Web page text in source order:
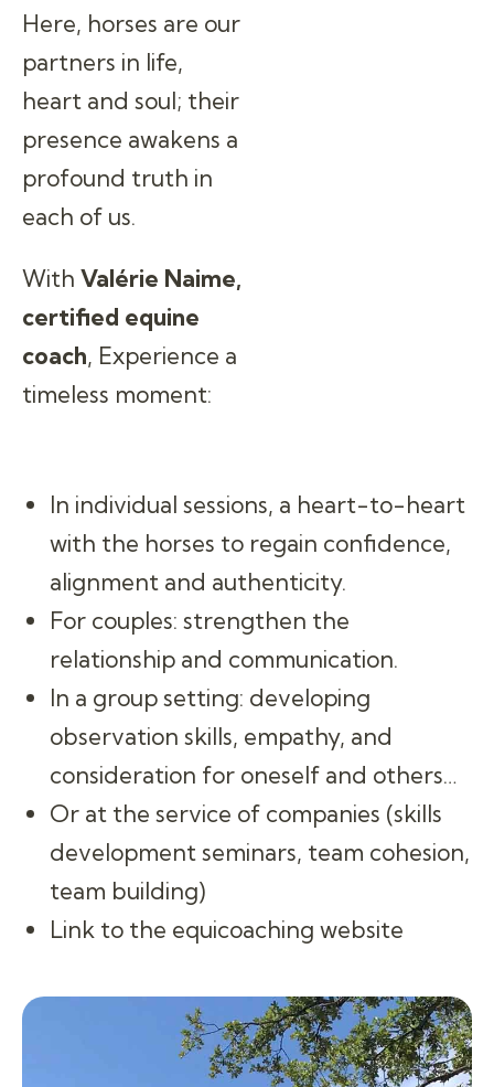
Here, horses are our
partners in life,
heart and soul; their
presence awakens a
profound truth in
each of us.
With Valérie Naime,
certified equine
coach, Experience a
timeless moment:
In individual sessions, a heart-to-heart
with the horses to regain confidence,
alignment and authenticity.
For couples: strengthen the
relationship and communication.
In a group setting: developing
observation skills, empathy, and
consideration for oneself and others…
Or at the service of companies (skills
development seminars, team cohesion,
team building)
Link to the equicoaching website